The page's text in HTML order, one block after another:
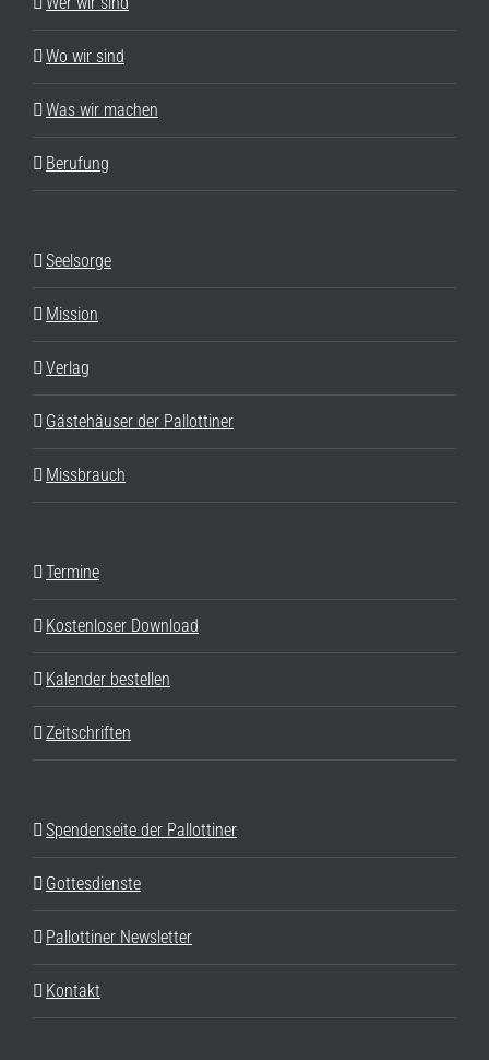
Wo wir sind
Was wir machen
Berufung
Seelsorge
Mission
Verlag
Gästehäuser der Pallottiner
Missbrauch
Termine
Kostenloser Download
Kalender bestellen
Zeitschriften
Spendenseite der Pallottiner
Gottesdienste
Pallottiner Newsletter
Kontakt